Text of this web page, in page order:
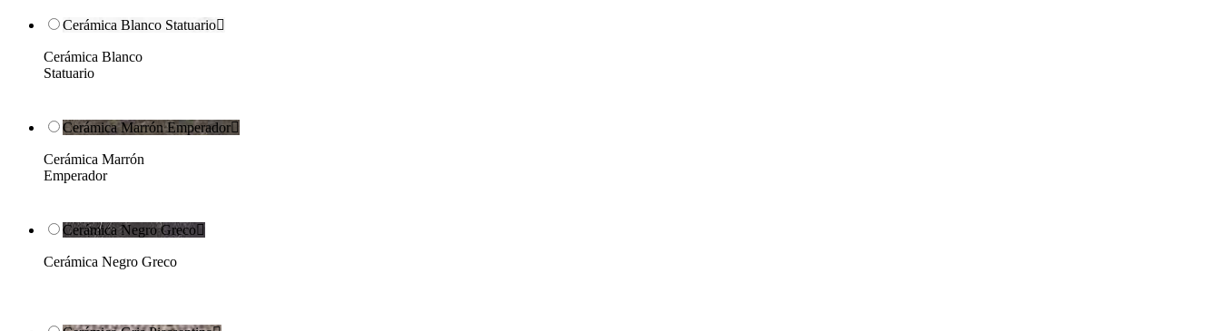
Cerámica Blanco Statuario
Cerámica Blanco
Statuario
Cerámica Marrón Emperador
Cerámica Marrón
Emperador
Cerámica Negro Greco
Cerámica Negro Greco